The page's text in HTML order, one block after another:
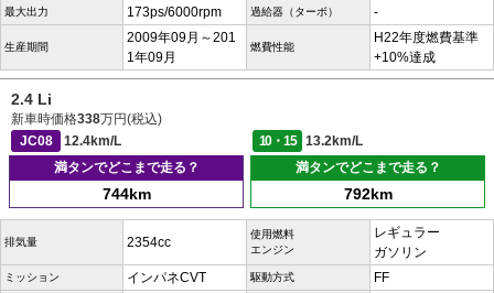
最大出力 173ps/6000rpm 過給器（ターボ） -
生産期間
2009年09月～201
1年09月
燃費性能
H22年度燃費基準
+10%達成
2.4 Li
新車時価格338万円(税込)
JC08
12.4km/L 10・15
13.2km/L
満タンでどこまで走る？
744km
満タンでどこまで走る？
792km
排気量 2354cc
使用燃料
エンジン
レギュラー
ガソリン
ミッション インパネCVT 駆動方式 FF